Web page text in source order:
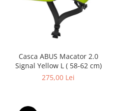
Casca ABUS Macator 2.0
Signal Yellow L ( 58-62 cm)
275,00 Lei